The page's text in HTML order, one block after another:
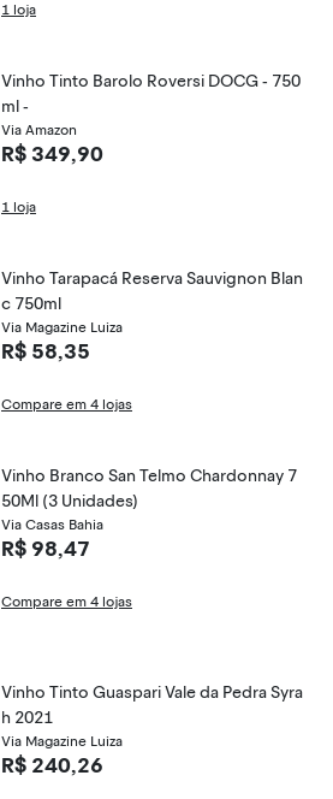
1 loja
Vinho Tinto Barolo Roversi DOCG - 750
ml -
Via Amazon
R$ 349,90
1 loja
Vinho Tarapacá Reserva Sauvignon Blan
c 750ml
Via Magazine Luiza
R$ 58,35
Compare em 4 lojas
Vinho Branco San Telmo Chardonnay 7
50Ml (3 Unidades)
Via Casas Bahia
R$ 98,47
Compare em 4 lojas
Vinho Tinto Guaspari Vale da Pedra Syra
h 2021
Via Magazine Luiza
R$ 240,26